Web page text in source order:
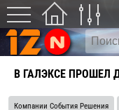
В ГАЛЭКСЕ ПРОШЕЛ
Компании События Решения